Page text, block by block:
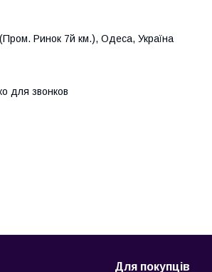
Ринок 7й км.), Одеса, Україна
для звонков
Для покупців